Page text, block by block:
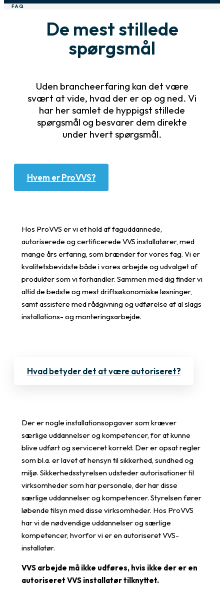
FAQ
De mest stillede
spørgsmål
Uden brancheerfaring kan det være
svært at vide, hvad der er op og ned. Vi
har her samlet de hyppigst stillede
spørgsmål og besvarer dem direkte
under hvert spørgsmål.
Hvem er ProVVS?
Hos ProVVS er vi et hold af faguddannede,
autoriserede og certificerede VVS installatører, med
mange års erfaring, som brænder for vores fag. Vi er
kvalitetsbevidste både i vores arbejde og udvalget af
produkter som vi forhandler. Sammen med dig finder vi
altid de bedste og mest driftsøkonomiske løsninger,
samt assistere med rådgivning og udførelse af al slags
installations- og monteringsarbejde.
Hvad betyder det at være autoriseret?
Der er nogle installationsopgaver som kræver
særlige uddannelser og kompetencer, for at kunne
blive udført og serviceret korrekt. Der er opsat regler
som bl.a. er lavet af hensyn til sikkerhed, sundhed og
miljø. Sikkerhedsstyrelsen udsteder autorisationer til
virksomheder som har personale, der har disse
særlige uddannelser og kompetencer. Styrelsen fører
løbende tilsyn med disse virksomheder. Hos ProVVS
har vi de nødvendige uddannelser og særlige
kompetencer, hvorfor vi er en autoriseret VVS-
installatør.
VVS arbejde må ikke udføres, hvis ikke der er en
autoriseret VVS installatør tilknyttet.